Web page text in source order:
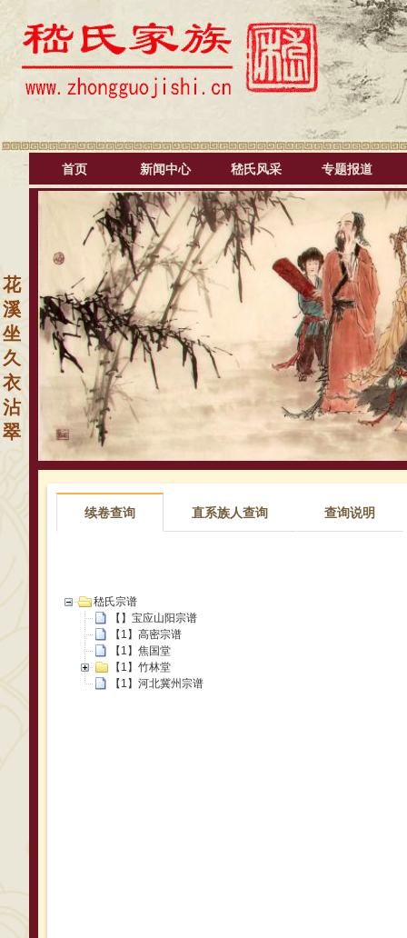
首页 新闻中心 嵇氏风采 专题报道
花
溪
坐
久
衣
沾
翠
续卷查询 直系族人查询 查询说明
嵇氏宗谱
【】宝应山阳宗谱
【1】高密宗谱
【1】焦国堂
【1】竹林堂
【1】河北冀州宗谱